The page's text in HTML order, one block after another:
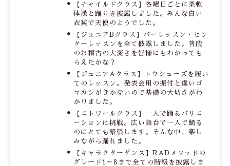
【チャイルドクラス】各曜日ごとに柔軟
体操と踊りを披露しました。みんな白い
衣裳で天使のようでした。
【ジュニアBクラス】バーレッスン・セン
ターレッスンを全て披露しました。普段
のお稽古の大変さを皆様にもわかっても
らえたかな？
【ジュニアAクラス】トウシューズを履い
てのレッスン。発表会用の振付と違いゴ
マカシがきかないので基礎の大切さがわ
かりました。
【エトワールクラス】一人で踊るバリエ
ーションに挑戦。広い舞台で一人で踊る
のはとても緊張します。そんな中、楽し
みながら踊れました。
【キャラクターダンス】RADメソッドの
グレード1～8まで全ての階級を披露しま